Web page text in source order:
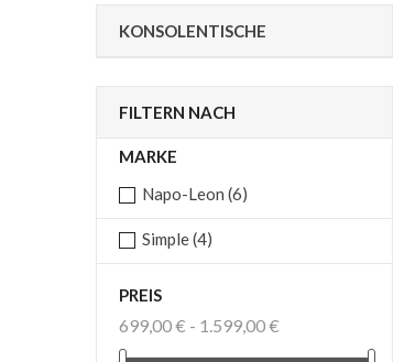
KONSOLENTISCHE
FILTERN NACH
MARKE
Napo-Leon (6)
Simple(4)
PREIS
699,00 € - 1.599,00 €